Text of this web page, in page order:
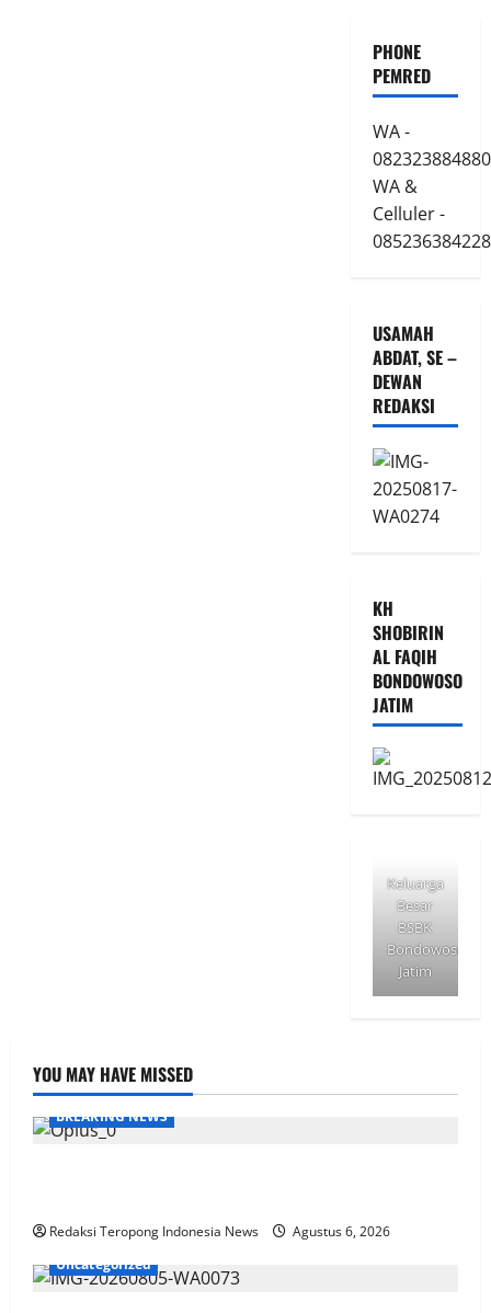
PHONE
PEMRED
WA -
082323884880
WA &
Celluler -
085236384228
USAMAH
ABDAT, SE –
DEWAN
REDAKSI
KH
SHOBIRIN
AL FAQIH
BONDOWOSO
JATIM
Keluarga
Besar
BSBK
Bondowoso
Jatim
YOU MAY HAVE MISSED
BREAKING NEWS
Redaksi Teropong Indonesia News
Agustus 6, 2026
Uncategorized